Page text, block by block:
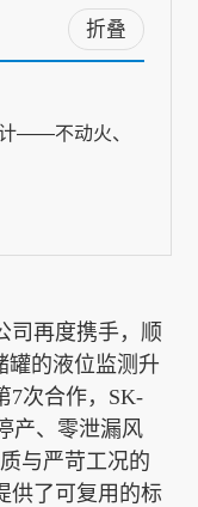
折叠
——不动火、
司再度携手，顺
罐的液位监测升
7次合作，SK-
产、零泄漏风
与严苛工况的
供了可复用的标